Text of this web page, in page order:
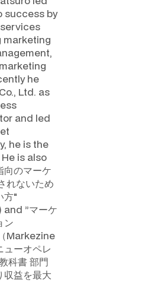
success by
marketing
he
Ltd. as
and led
he is the
He is also
のマーケ
れないため
方"
”マーケ
ン
Markezine
ューオペレ
科書 部門
収益を最大